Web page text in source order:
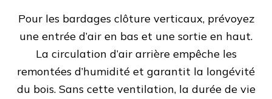
Pour les bardages clôture verticaux, prévoyez
une entrée d’air en bas et une sortie en haut.
La circulation d’air arrière empêche les
remontées d’humidité et garantit la longévité
du bois. Sans cette ventilation, la durée de vie